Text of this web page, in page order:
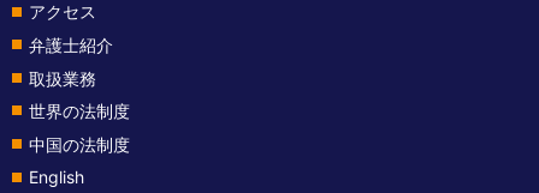
アクセス
弁護士紹介
取扱業務
世界の法制度
中国の法制度
English